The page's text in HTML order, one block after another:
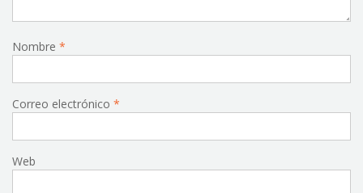
Nombre *
Correo electrónico *
Web